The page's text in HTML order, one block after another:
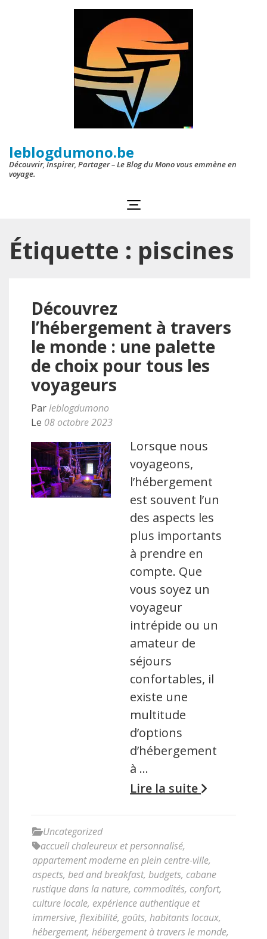
leblogdumono.be
Découvrir, Inspirer, Partager – Le Blog du Mono vous emmène en
voyage.
Étiquette : piscines
Découvrez
l’hébergement à travers
le monde : une palette
de choix pour tous les
voyageurs
Parleblogdumono
Le 08 octobre 2023
Lorsque nous
voyageons,
l’hébergement
est souvent l’un
des aspects les
plus importants
à prendre en
compte. Que
vous soyez un
voyageur
intrépide ou un
amateur de
séjours
confortables, il
existe une
multitude
d’options
d’hébergement
à …
Lire la suite
Uncategorized
accueil chaleureux et personnalisé,
appartement moderne en plein centre-ville,
aspects, bed and breakfast, budgets, cabane
rustique dans la nature, commodités, confort,
culture locale, expérience authentique et
immersive, flexibilité, goûts, habitants locaux,
hébergement, hébergement à travers le monde,